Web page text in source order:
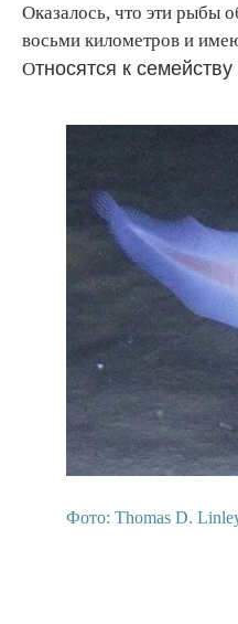
Оказалось, что эти рыбы
восьми километров и
Относятся к
Фото: Thomas D.